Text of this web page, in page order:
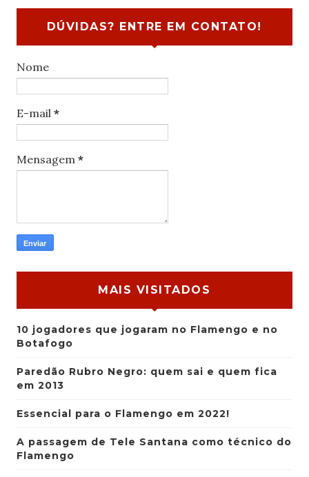
DÚVIDAS? ENTRE EM CONTATO!
Nome
E-mail *
Mensagem *
MAIS VISITADOS
10 jogadores que jogaram no Flamengo e no
Botafogo
Paredão Rubro Negro: quem sai e quem fica
em 2013
Essencial para o Flamengo em 2022!
A passagem de Tele Santana como técnico do
Flamengo